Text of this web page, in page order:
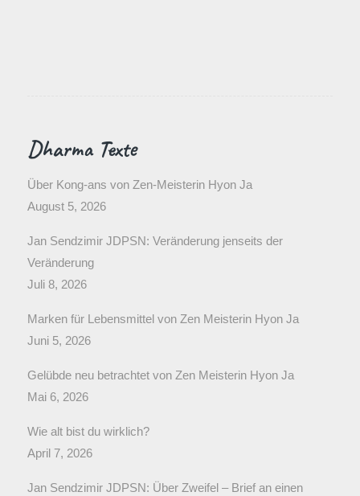
Dharma Texte
Über Kong-ans von Zen-Meisterin Hyon Ja
August 5, 2026
Jan Sendzimir JDPSN: Veränderung jenseits der
Veränderung
Juli 8, 2026
Marken für Lebensmittel von Zen Meisterin Hyon Ja
Juni 5, 2026
Gelübde neu betrachtet von Zen Meisterin Hyon Ja
Mai 6, 2026
Wie alt bist du wirklich?
April 7, 2026
Jan Sendzimir JDPSN: Über Zweifel – Brief an einen